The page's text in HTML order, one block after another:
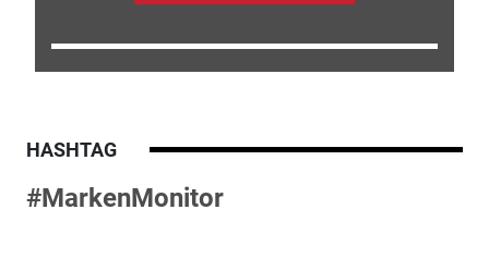
HASHTAG
#MarkenMonitor